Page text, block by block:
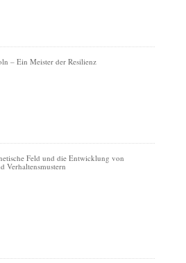
– Ein Meister der Resilienz
Feld und die Entwicklung von
Verhaltensmustern